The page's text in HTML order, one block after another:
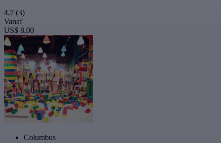
4,7 (3)
Vanaf
US$ 8,00
Columbus